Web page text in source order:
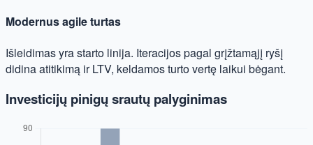
Modernus agile turtas
Išleidimas yra starto linija. Iteracijos pagal grįžtamąjį ryšį
didina atitikimą ir LTV, keldamos turto vertę laikui bėgant.
Investicijų pinigų srautų palyginimas